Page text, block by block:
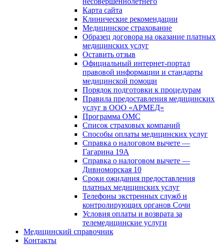
Карта сайта
Клинические рекомендации
Медицинское страхование
Образец договора на оказание платных
медицинских услуг
Оставить отзыв
Официальный интернет-портал
правовой информации и стандарты
медицинской помощи
Порядок подготовки к процедурам
Правила предоставления медицинских
услуг в ООО «АРМЕД»
Программа ОМС
Список страховых компаний
Способы оплаты медицинских услуг
Справка о налоговом вычете —
Гагарина 19А
Справка о налоговом вычете —
Дивноморская 10
Сроки ожидания предоставления
платных медицинских услуг
Телефоны экстренных служб и
контролирующих органов Сочи
Условия оплаты и возврата за
телемедицинские услуги
Медицинский справочник
Контакты